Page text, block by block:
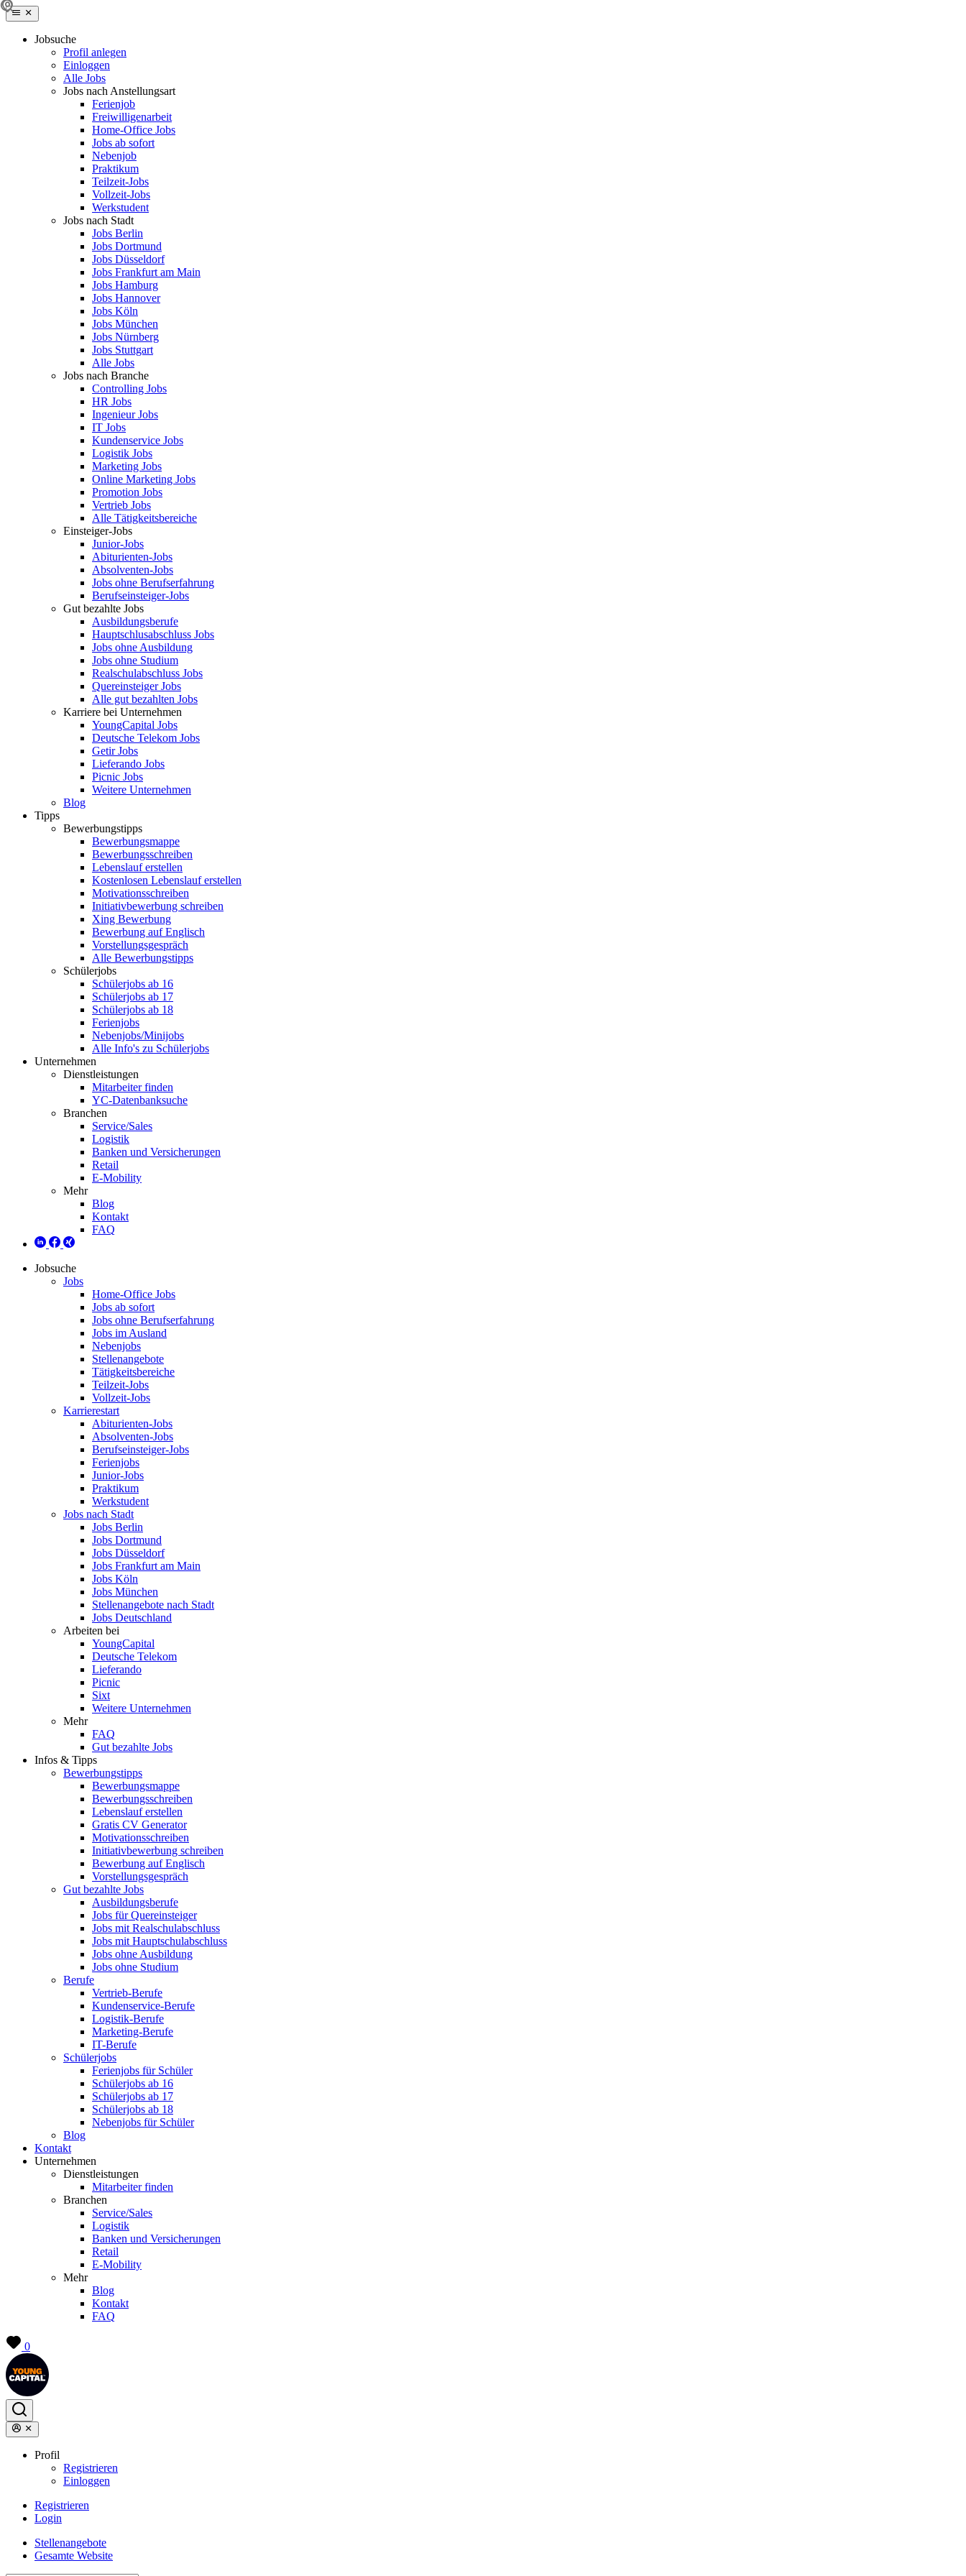
Jobsuche
Profil anlegen
Einloggen
Alle Jobs
Jobs nach Anstellungsart
Ferienjob
Freiwilligenarbeit
Home-Office Jobs
Jobs ab sofort
Nebenjob
Praktikum
Teilzeit-Jobs
Vollzeit-Jobs
Werkstudent
Jobs nach Stadt
Jobs Berlin
Jobs Dortmund
Jobs Düsseldorf
Jobs Frankfurt am Main
Jobs Hamburg
Jobs Hannover
Jobs Köln
Jobs München
Jobs Nürnberg
Jobs Stuttgart
Alle Jobs
Jobs nach Branche
Controlling Jobs
HR Jobs
Ingenieur Jobs
IT Jobs
Kundenservice Jobs
Logistik Jobs
Marketing Jobs
Online Marketing Jobs
Promotion Jobs
Vertrieb Jobs
Alle Tätigkeitsbereiche
Einsteiger-Jobs
Junior-Jobs
Abiturienten-Jobs
Absolventen-Jobs
Jobs ohne Berufserfahrung
Berufseinsteiger-Jobs
Gut bezahlte Jobs
Ausbildungsberufe
Hauptschlusabschluss Jobs
Jobs ohne Ausbildung
Jobs ohne Studium
Realschulabschluss Jobs
Quereinsteiger Jobs
Alle gut bezahlten Jobs
Karriere bei Unternehmen
YoungCapital Jobs
Deutsche Telekom Jobs
Getir Jobs
Lieferando Jobs
Picnic Jobs
Weitere Unternehmen
Blog
Tipps
Bewerbungstipps
Bewerbungsmappe
Bewerbungsschreiben
Lebenslauf erstellen
Kostenlosen Lebenslauf erstellen
Motivationsschreiben
Initiativbewerbung schreiben
Xing Bewerbung
Bewerbung auf Englisch
Vorstellungsgespräch
Alle Bewerbungstipps
Schülerjobs
Schülerjobs ab 16
Schülerjobs ab 17
Schülerjobs ab 18
Ferienjobs
Nebenjobs/Minijobs
Alle Info's zu Schülerjobs
Unternehmen
Dienstleistungen
Mitarbeiter finden
YC-Datenbanksuche
Branchen
Service/Sales
Logistik
Banken und Versicherungen
Retail
E-Mobility
Mehr
Blog
Kontakt
FAQ
Jobsuche
Jobs
Home-Office Jobs
Jobs ab sofort
Jobs ohne Berufserfahrung
Jobs im Ausland
Nebenjobs
Stellenangebote
Tätigkeitsbereiche
Teilzeit-Jobs
Vollzeit-Jobs
Karrierestart
Abiturienten-Jobs
Absolventen-Jobs
Berufseinsteiger-Jobs
Ferienjobs
Junior-Jobs
Praktikum
Werkstudent
Jobs nach Stadt
Jobs Berlin
Jobs Dortmund
Jobs Düsseldorf
Jobs Frankfurt am Main
Jobs Köln
Jobs München
Stellenangebote nach Stadt
Jobs Deutschland
Arbeiten bei
YoungCapital
Deutsche Telekom
Lieferando
Picnic
Sixt
Weitere Unternehmen
Mehr
FAQ
Gut bezahlte Jobs
Infos & Tipps
Bewerbungstipps
Bewerbungsmappe
Bewerbungsschreiben
Lebenslauf erstellen
Gratis CV Generator
Motivationsschreiben
Initiativbewerbung schreiben
Bewerbung auf Englisch
Vorstellungsgespräch
Gut bezahlte Jobs
Ausbildungsberufe
Jobs für Quereinsteiger
Jobs mit Realschulabschluss
Jobs mit Hauptschulabschluss
Jobs ohne Ausbildung
Jobs ohne Studium
Berufe
Vertrieb-Berufe
Kundenservice-Berufe
Logistik-Berufe
Marketing-Berufe
IT-Berufe
Schülerjobs
Ferienjobs für Schüler
Schülerjobs ab 16
Schülerjobs ab 17
Schülerjobs ab 18
Nebenjobs für Schüler
Blog
Kontakt
Unternehmen
Dienstleistungen
Mitarbeiter finden
Branchen
Service/Sales
Logistik
Banken und Versicherungen
Retail
E-Mobility
Mehr
Blog
Kontakt
FAQ
0
Profil
Registrieren
Einloggen
Registrieren
Login
Stellenangebote
Gesamte Website